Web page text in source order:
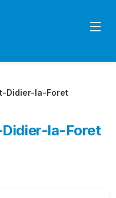
Didier-la-Foret
Didier-la-Foret